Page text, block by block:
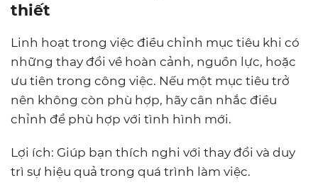
thiết
Linh hoạt trong việc điều chỉnh mục tiêu khi có
những thay đổi về hoàn cảnh, nguồn lực, hoặc
ưu tiên trong công việc. Nếu một mục tiêu trở
nên không còn phù hợp, hãy cân nhắc điều
chỉnh để phù hợp với tình hình mới.
Lợi ích: Giúp bạn thích nghi với thay đổi và duy
trì sự hiệu quả trong quá trình làm việc.